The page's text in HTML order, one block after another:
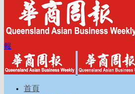
報
首頁